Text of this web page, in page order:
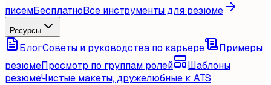
писемБесплатноВсе инструменты для резюме
Ресурсы
БлогСоветы и руководства по карьере
Примеры
резюмеПросмотр по группам ролей
Шаблоны
резюмеЧистые макеты, дружелюбные к ATS